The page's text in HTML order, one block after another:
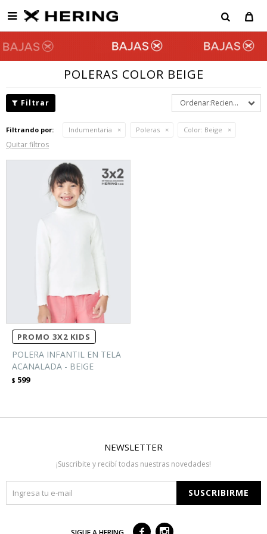

POLERAS COLOR BEIGE
Recientes
Filtrando por: Indumentaria Poleras Color: Beige
Quitar filtros
PROMO 3X2 KIDS
POLERA INFANTIL EN TELA
ACANALADA - BEIGE
$ 599
NEWSLETTER
¡Suscribite y recibí todas nuestras novedades!
SUSCRIBIRME
 